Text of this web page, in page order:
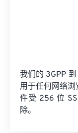
我们的 3GPP
用于任何网络
件受 256 位
除。